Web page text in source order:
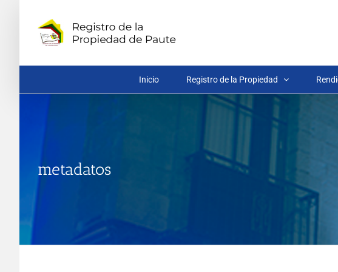
contenido
Inicio Registro de la Propiedad
metadatos